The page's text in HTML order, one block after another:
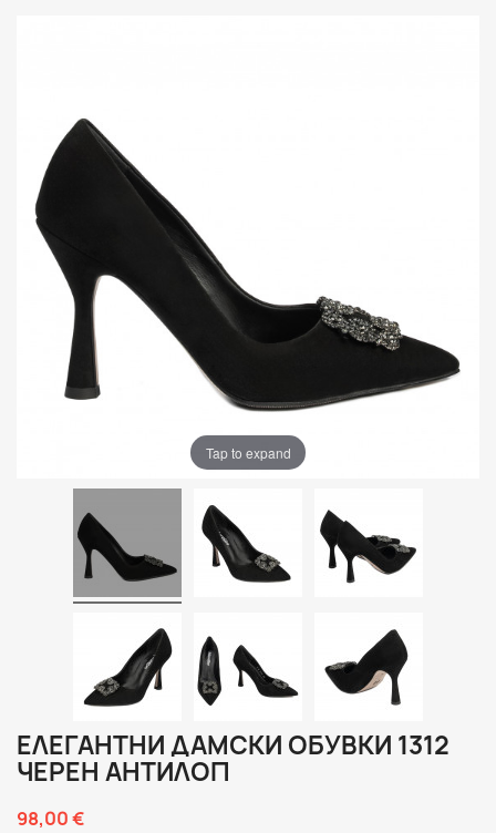
Tap to expand
ЕЛЕГАНТНИ ДАМСКИ ОБУВКИ 1312
ЧЕРЕН АНТИЛОП
98,00 €